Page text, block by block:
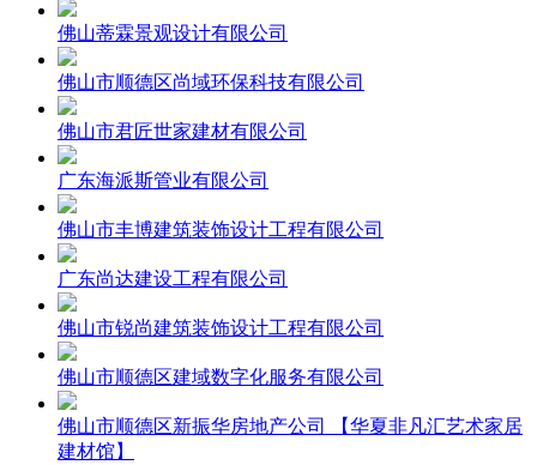
佛山蒂霖景观设计有限公司
佛山市顺德区尚域环保科技有限公司
佛山市君匠世家建材有限公司
广东海派斯管业有限公司
佛山市丰博建筑装饰设计工程有限公司
广东尚达建设工程有限公司
佛山市锐尚建筑装饰设计工程有限公司
佛山市顺德区建域数字化服务有限公司
佛山市顺德区新振华房地产公司 【华夏非凡汇艺术家居
建材馆】